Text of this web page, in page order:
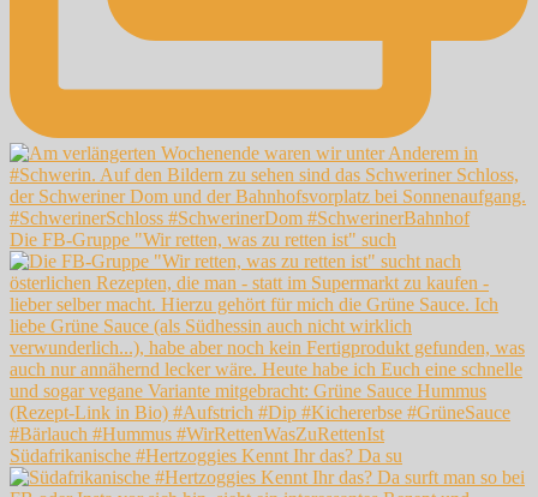
Die FB-Gruppe "Wir retten, was zu retten ist" such
Südafrikanische #Hertzoggies Kennt Ihr das? Da su